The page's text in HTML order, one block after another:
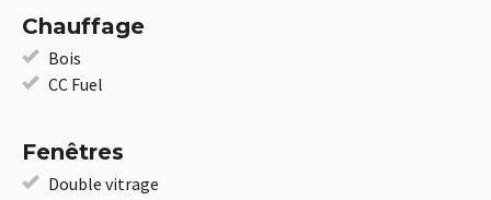
Chauffage
Bois
CC Fuel
Fenêtres
Double vitrage